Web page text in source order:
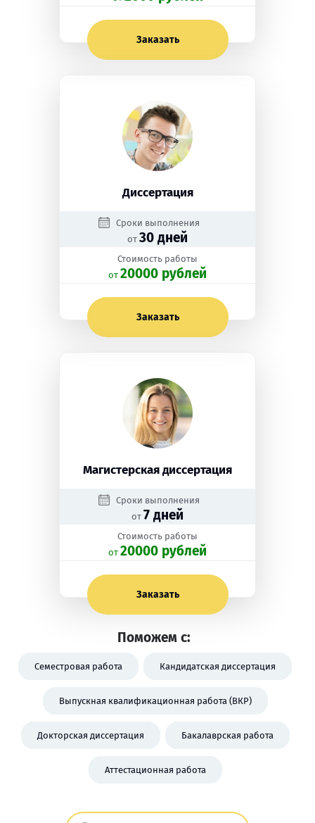
Заказать
Диссертация
Сроки выполнения
от 30 дней
Стоимость работы
oт 20000 рублей
Заказать
Магистерская диссертация
Сроки выполнения
от 7 дней
Стоимость работы
oт 20000 рублей
Заказать
Поможем с:
Семестровая работа Кандидатская диссертация
Выпускная квалификационная работа (ВКР)
Докторская диссертация Бакалаврская работа
Аттестационная работа